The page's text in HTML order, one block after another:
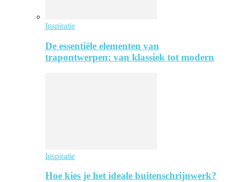
Inspiratie
De essentiële elementen van
trapontwerpen: van klassiek tot modern
Inspiratie
Hoe kies je het ideale buitenschrijnwerk?